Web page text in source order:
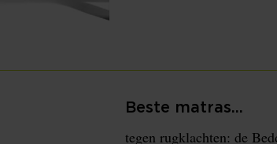
Beste matras...
tegen rugklachten: de